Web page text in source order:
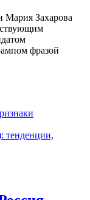
Захарова
фразой
тенденции,